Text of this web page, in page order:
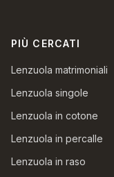
PIÙ CERCATI
Lenzuola matrimoniali
Lenzuola singole
Lenzuola in cotone
Lenzuola in percalle
Lenzuola in raso